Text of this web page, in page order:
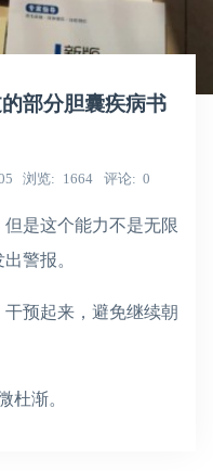
部分胆囊疾病书
浏览 1664 评论 0
是这个能力不是无限
警报。
预起来，避免继续朝
杜渐。